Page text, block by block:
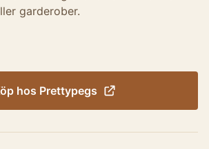
garderober.
hos Prettypegs